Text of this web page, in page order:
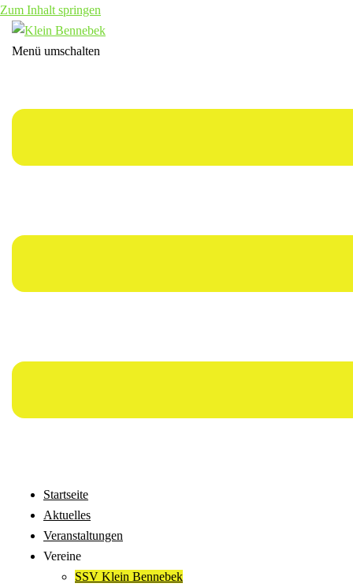
Zum Inhalt springen
Menü umschalten
Startseite
Aktuelles
Veranstaltungen
Vereine
SSV Klein Bennebek